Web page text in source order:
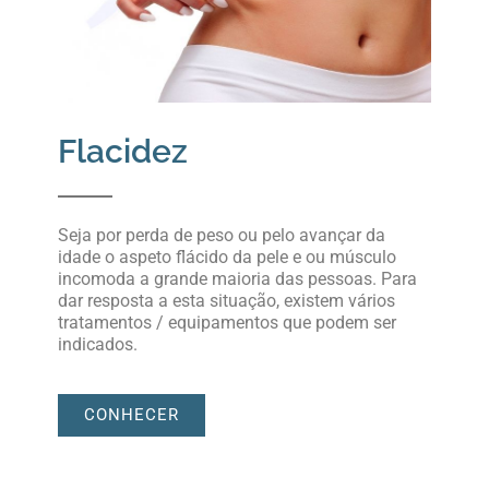
Flacidez
Seja por perda de peso ou pelo avançar da
idade o aspeto flácido da pele e ou músculo
incomoda a grande maioria das pessoas. Para
dar resposta a esta situação, existem vários
tratamentos / equipamentos que podem ser
indicados.
CONHECER